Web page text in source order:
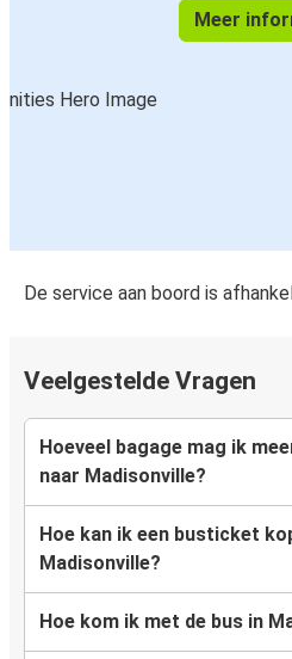
Meer
De service aan boord is
Veelgestelde Vragen
Hoeveel bagage mag ik
naar Madisonville?
Hoe kan ik een busticket
Madisonville?
Hoe kom ik met de bus in